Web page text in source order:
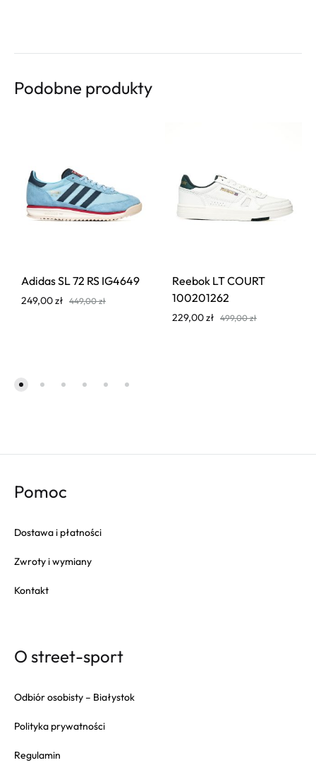
Podobne produkty
Adidas SL 72 RS IG4649
249,00zł 449,00zł
Reebok LT COURT
100201262
229,00zł 499,00zł
Pomoc
Dostawa i płatności
Zwroty i wymiany
Kontakt
O street-sport
Odbiór osobisty – Białystok
Polityka prywatności
Regulamin